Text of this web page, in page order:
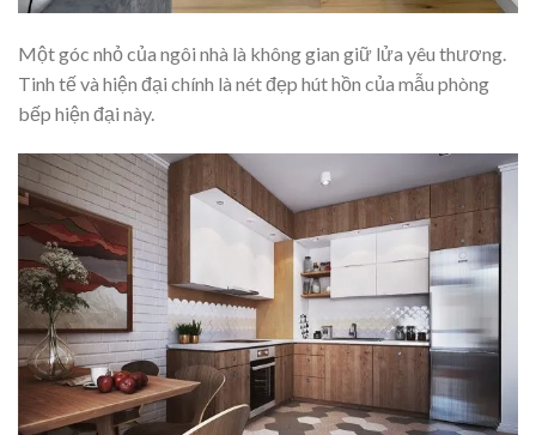
Một góc nhỏ của ngôi nhà là không gian giữ lửa yêu thương.
Tinh tế và hiện đại chính là nét đẹp hút hồn của mẫu phòng
bếp hiện đại này.